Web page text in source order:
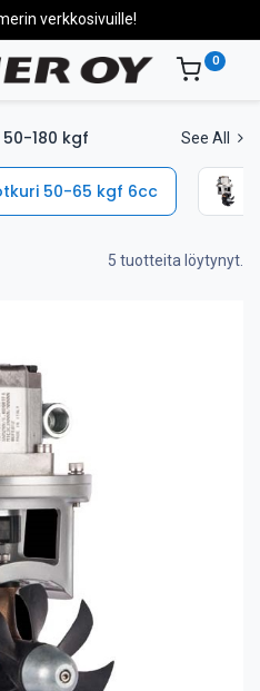
verkkosivuille!
0
180 kgf See All
50-65 kgf 6cc
5 tuotteita löytynyt.